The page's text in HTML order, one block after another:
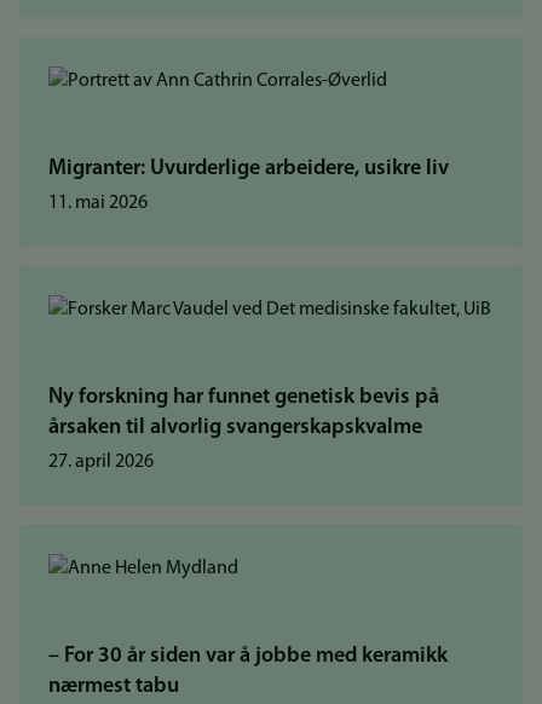
Migranter: Uvurderlige arbeidere, usikre liv
11. mai 2026
Ny forskning har funnet genetisk bevis på
årsaken til alvorlig svangerskapskvalme
27. april 2026
– For 30 år siden var å jobbe med keramikk
nærmest tabu